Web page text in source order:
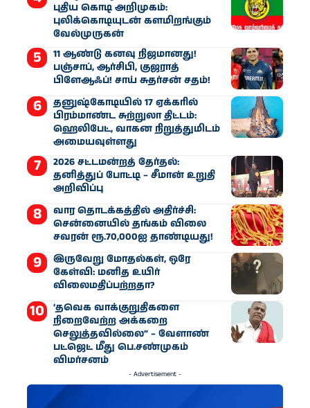
புதிய கொடி அறிமுகம்:
புலிக்கொடியுடன் களமிறங்கும்
வேல்முருகன்
11 ஆண்டு கனவு நிஜமானது!
பஞ்சாப், ஆர்சிபி, குஜராத்
பிளேஆஃப்! சாய் சுதர்சன் சதம்!
தனுஷ்கோடியில் 17 ஏக்கரில்
பிரம்மாண்ட சுற்றுலா திட்டம்:
ஹெலிபேட், வாகன நிறுத்துமிடம்
அமையவுள்ளது
2026 சட்டமன்றத் தேர்தல்:
தனித்துப் போட்டி – சீமான் உறுதி
அறிவிப்பு
வார தொடக்கத்தில் அதிர்ச்சி:
சென்னையில் தங்கம் விலை
சவரன் ரூ.70,000ஐ தாண்டியது!
இருவேறு மோதல்கள், ஒரே
கேள்வி: மனித உயிர்
விலைமதிப்பற்றதா?
‘தவெக வாக்குறுதிகளை
நிறைவேற்ற அக்கறை
செலுத்தவில்லை” – வேளாண்
பட்ஜெட் மீது பெ.சண்முகம்
விமர்சனம்
- Advertisement -